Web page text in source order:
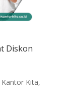
Diskon
Kita,